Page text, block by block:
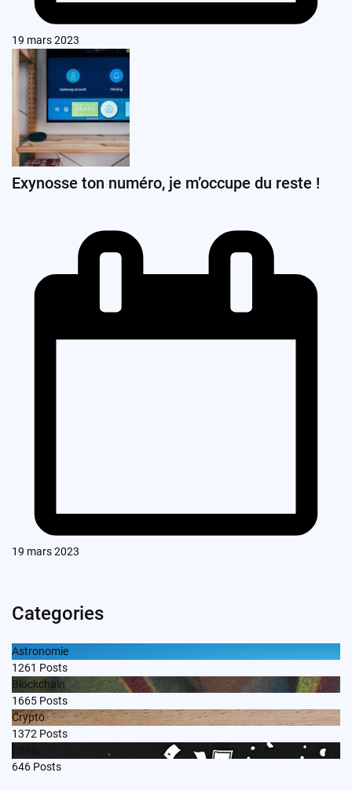
19 mars 2023
Exynosse ton numéro, je m’occupe du reste !
19 mars 2023
Categories
Astronomie
1261 Posts
Blockchain
1665 Posts
Crypto
1372 Posts
646 Posts